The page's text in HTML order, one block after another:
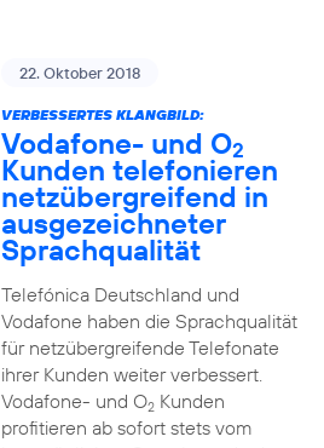
22. Oktober 2018
VERBESSERTES KLANGBILD:
Vodafone- und O2
Kunden telefonieren
netzübergreifend in
ausgezeichneter
Sprachqualität
Telefónica Deutschland und
Vodafone haben die Sprachqualität
für netzübergreifende Telefonate
ihrer Kunden weiter verbessert.
Vodafone- und O2Kunden
profitieren ab sofort stets vom